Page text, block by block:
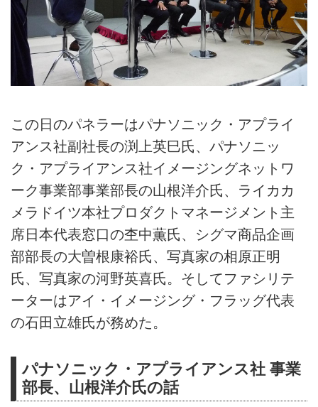
この日のパネラーはパナソニック・アプライ
アンス社副社長の渕上英巳氏、パナソニッ
ク・アプライアンス社イメージングネットワ
ーク事業部事業部長の山根洋介氏、ライカカ
メラドイツ本社プロダクトマネージメント主
席日本代表窓口の杢中薫氏、シグマ商品企画
部部長の大曽根康裕氏、写真家の相原正明
氏、写真家の河野英喜氏。そしてファシリテ
ーターはアイ・イメージング・フラッグ代表
の石田立雄氏が務めた。
パナソニック・アプライアンス社 事業
部長、山根洋介氏の話